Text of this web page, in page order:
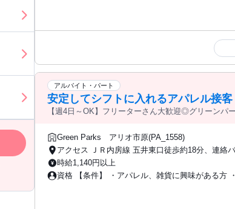
大歓迎♪「おしゃれが好き」「ファッションが好
き」など、あなたのスキを活かして働けます！
経験の方でも自然と接客技術が身に付きますよ♪ 将来、「コーディネーター」「ファ
ッションデザイナー」などを 目指している方や
持ちの方にもピッタリです！ ※正社員、アルバイ
界から転職してきた方が活躍中
アルバイト・パート
安定してシフトに入れるアパレル接
【週4日～OK】フリーターさん大歓迎◎グリーンパ
Green Parks アリオ市原(PA_1558)
アクセス ＪＲ内房線 五井東口徒歩約18分、連絡
五井東口徒歩約18分
時給1,140円以上
資格 【条件】 ・アパレル、雑貨に興味がある方